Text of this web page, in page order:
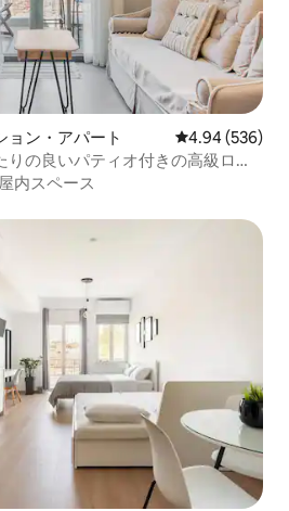
ョン・アパート レビュー536
4.94 (536)
の良いパティオ付きの高級ロフ
屋内スペース